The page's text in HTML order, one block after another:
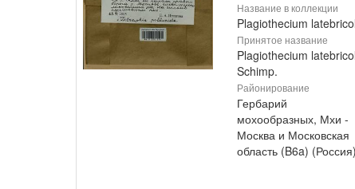
Название в коллекции
Plagiothecium
Принятое название
Plagiothecium
Schimp.
Районирование
Гербарий
мохообразных, Мхи -
Москва и Московская
область (B6a) (Россия)